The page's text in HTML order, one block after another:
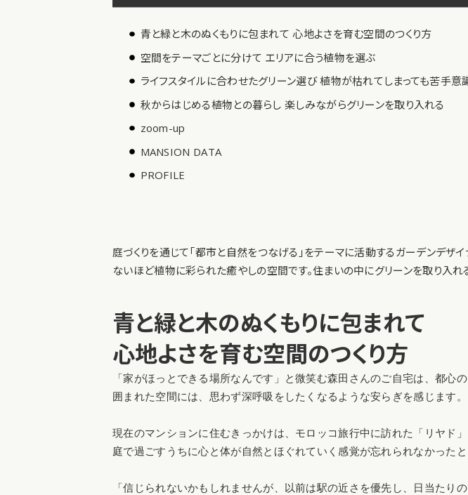
青と緑と木のぬくもりに包まれて 心地よさを育む空間のつくり方
空間をテーマごとに分けて エリアに合う植物を選ぶ
ライフスタイルに合わせたグリーン選び 植物が枯れてしまっても苦手意
秋からはじめる植物との暮らし 楽しみながらグリーンを取り入れる
zoom-up
MANSION DATA
PROFILE
庭づくりを通じて「都市と自然をつなげる」をテーマに活動するガーデンデザ
ないほど植物に彩られた癒やしの空間です。住まいの中にグリーンを取り入れ
青と緑と木のぬくもりに包まれて
心地よさを育む空間のつくり方
「家がほっとできる場所なんです」と微笑む森田さんのご自宅は、都
囲まれた空間には、思わず深呼吸をしたくなるような安らぎを感じます。
現在のマンションに住むきっかけは、モロッコ旅行中に訪れた「リヤド
庭で過ごすうちに心と体が自然とほぐれていく感覚が忘れられなかったと
「信じられないかもしれませんが、以前は駅の近さを優先し、日当た